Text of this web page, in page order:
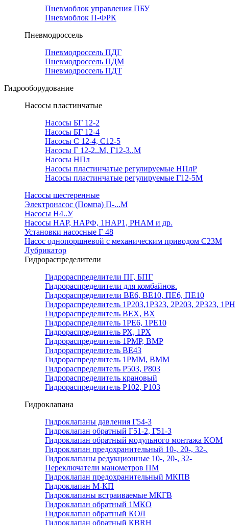
Пневмоблок управления ПБУ
Пневмоблок П-ФРК
Пневмодроссель
Пневмодроссель ПДГ
Пневмодроссель ПДМ
Пневмодроссель ПДТ
Гидрооборудование
Насосы пластинчатые
Насосы БГ 12-2
Насосы БГ 12-4
Насосы С 12-4, С12-5
Насосы Г 12-2..М, Г12-3..М
Насосы НПл
Насосы пластинчатые регулируемые НПлР
Насосы пластинчатые регулируемые Г12-5М
Насосы шестеренные
Электронасос (Помпа) П-...М
Насосы Н4..У
Насосы НАР, НАРФ, 1НАР1, РНАМ и др.
Установки насосные Г 48
Насос однопоршневой с механическим приводом С23М
Лубрикатор
Гидрораспределители
Гидрораспределители ПГ, БПГ
Гидрораспределители для комбайнов.
Гидрораспределители ВЕ6, ВЕ10, ПЕ6, ПЕ10
Гидрораспределитель 1Р203,1Р323, 2Р203, 2Р323, 1РН
Гидрораспределитель ВЕХ, ВХ
Гидрораспределитель 1РЕ6, 1РЕ10
Гидрораспределитель РХ, 1РХ
Гидрораспределитель 1РМР, ВМР
Гидрораспределитель ВЕ43
Гидрораспределитель 1РММ, ВММ
Гидрораспределитель Р503, Р803
Гидрораспределитель крановый
Гидрораспределитель Р102, Р103
Гидроклапана
Гидроклапаны давления Г54-3
Гидроклапан обратный Г51-2, Г51-3
Гидроклапан обратный модульного монтажа КОМ
Гидроклапан предохранительный 10-, 20-, 32-.
Гидроклапаны редукционные 10-, 20-, 32-
Переключатели манометров ПМ
Гидроклапан предохранительный МКПВ
Гидроклапан М-КП
Гидроклапаны встраиваемые МКГВ
Гидроклапан обратный 1МКО
Гидроклапан обратный КОЛ
Гидроклапан обратный КВRН